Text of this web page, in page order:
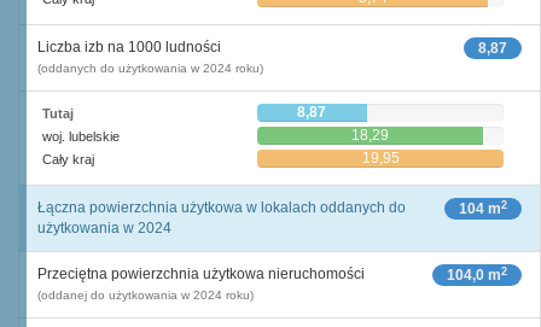
8,87
Liczba izb na 1000 ludności
(oddanych do użytkowania w 2024 roku)
Tutaj 8,87
woj. lubelskie 18,29
Cały kraj 19,95
104 m2
Łączna powierzchnia użytkowa w lokalach oddanych do
użytkowania w 2024
104,0 m2
Przeciętna powierzchnia użytkowa nieruchomości
(oddanej do użytkowania w 2024 roku)